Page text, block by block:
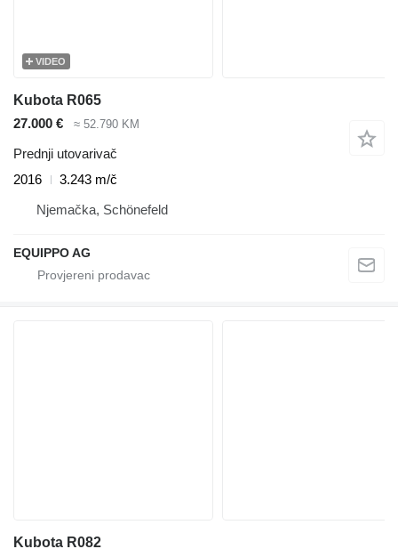
VIDEO
Kubota R065
27.000 €
≈ 52.790 KM
Prednji utovarivač
2016
3.243 m/č
Njemačka, Schönefeld
EQUIPPO AG
Kubota R082